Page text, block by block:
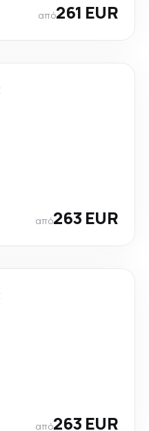
από261 EUR
από263 EUR
από263 EUR